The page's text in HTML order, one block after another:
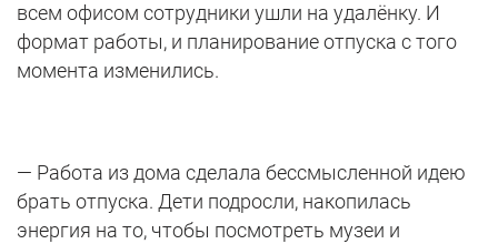
всем офисом сотрудники ушли на удалёнку. И
формат работы, и планирование отпуска с того
момента изменились.
— Работа из дома сделала бессмысленной идею
брать отпуска. Дети подросли, накопилась
энергия на то, чтобы посмотреть музеи и